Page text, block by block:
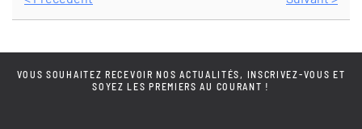
VOUS SOUHAITEZ RECEVOIR NOS ACTUALITÉS, INSCRIVEZ-VOUS ET
SOYEZ LES PREMIERS AU COURANT !